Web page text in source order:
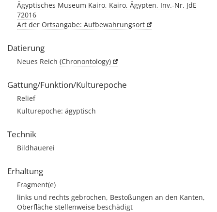
Ägyptisches Museum Kairo, Kairo, Ägypten, Inv.-Nr. JdE
72016
Art der Ortsangabe: Aufbewahrungsort
Datierung
Neues Reich (Chronontology)
Gattung/Funktion/Kulturepoche
Relief
Kulturepoche: ägyptisch
Technik
Bildhauerei
Erhaltung
Fragment(e)
links und rechts gebrochen, Bestoßungen an den Kanten,
Oberfläche stellenweise beschädigt